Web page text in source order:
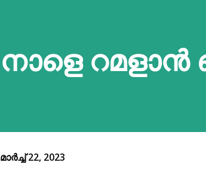
നാളെ റമളാന്‍
മാർച്ച് 22, 2023